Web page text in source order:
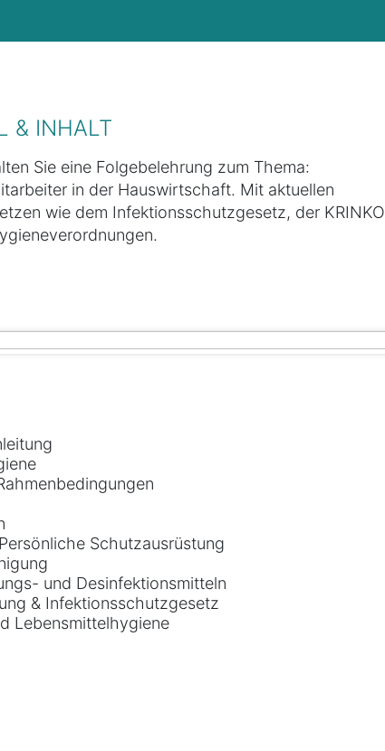
& INHALT
Sie eine Folgebelehrung zum Thema:
in der Hauswirtschaft. Mit aktuellen
wie dem Infektionsschutzgesetz, der KRINKO
Schutzausrüstung
und Desinfektionsmitteln
& Infektionsschutzgesetz
Lebensmittelhygiene